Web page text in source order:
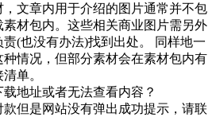
文章内用于介绍的图片通常并不包
材包内。这些相关商业图片需另外
(也没有办法)找到出处。 同样地一
情况，但部分素材会在素材包内有
单。
地址或者无法查看内容？
但是网站没有弹出成功提示，请联